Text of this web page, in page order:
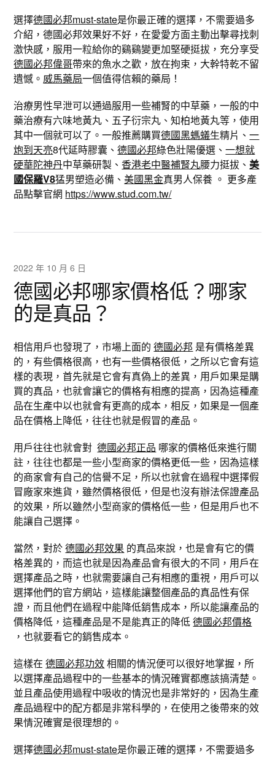
選擇德國必邦must-state是你最正確的選擇，不需要過多
介紹，德國必邦效果好不好，在愛愛方面主動出擊尋找刺
激快感，服用一粒給你的鷄鷄變更加堅硬挺拔，充分享受
德國必邦偉哥帶來的魚水之歡，放在拘束，大幹特乾不留
遺憾。 威馬藥局一個值得信賴的藥局！
治療男性早泄可以通過服用一些補腎的中草藥，一般的中
藥治療有六味地黃丸、五子衍宗丸、知柏地黃丸等，使用
其中一個就可以了。一般推薦購買德國黑螞蟻生精片、一
炮到天亮8代延時膠囊、德國必邦綠色壯陽優選、一想就
硬華陀神丹中草藥研製、香港老中醫補腎丸腰力挺拔、美
國保羅V8猛男塑造必備、美國黑金真男人保養 。 更多產
品點擊官網 https://www.stud.com.tw/
2022 年 10 月 6 日
德國必邦哪家價格低？哪家
的是真品？
相信用戶也發現了，市場上面的德國必邦 是有價格差異
的，有些價格很高，也有一些價格很低，之所以它會有這
樣的表現，首先就是它會有真偽上的差異，用戶如果是購
買的真品，也就會讓它的價格有相應的提高，因為這種產
品在生產中以也就會有更高的成本，相反，如果是一個產
品在價格上降低，往往也就是假冒的產品。
用戶往往也就會對德國必邦正品 哪家的價格低來進行關
註，往往也都是一些小型商家的價格更低一些，因為這樣
的商家會有自己的信譽不足，所以也就會在過程中選擇假
冒廠家來進貨，雖然價格很低，但是也沒有辦法保證產品
的效果，所以雖然小型商家的價格低一些，但是用戶也不
能讓自己選擇。
當然，對於德國必邦效果 的真品來說，也是會有它的價
格差異的，而這也就是因為產品會有很大的不同，用戶在
選擇產品之時，也就需要讓自己有相應的重視，用戶可以
選擇他們的官方網站，這樣能讓整個產品的真品性有保
證，而且他們在過程中能降低銷售成本，所以能讓產品的
價格降低，這種產品是不是能真正的降低德國必邦價格
，也就要看它的銷售成本。
這樣在德國必邦功效相關的情況便可以很好地掌握，所
以選擇產品過程中的一些基本的情況確實都應該搞清楚。
並且產品使用過程中吸收的情況也是非常好的，因為生產
產品過程中的配方都是非常科學的，在使用之後帶來的效
果情況確實是很理想的。
選擇德國必邦must-state是你最正確的選擇，不需要過多